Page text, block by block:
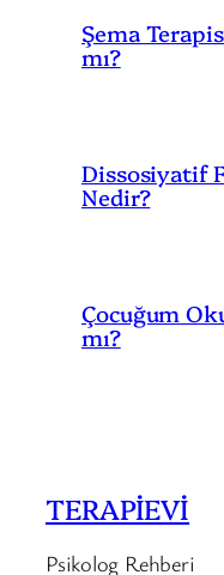
Şema
mı?
Dissosiyatif
Nedir?
Çocuğum
mı?
TERAPİEVİ
Psikolog Rehberi